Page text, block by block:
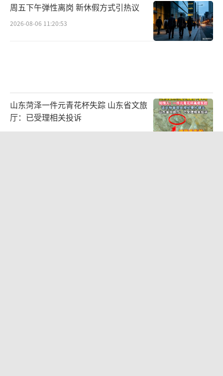
周五下午弹性离岗 新休假方式引热议
2026-08-06 11:20:53
山东菏泽一件元青花杯失踪 山东省文旅
厅：已受理相关投诉
2026-08-07 13:22:51